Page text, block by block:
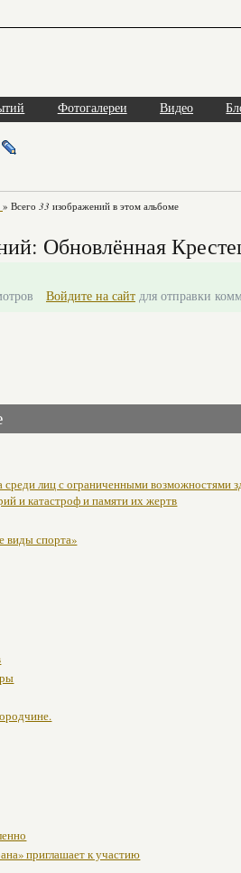
Фотогалереи Видео
» Всего 33 изображений в этом альбоме
Обновлённая
Войдите на сайт для отправки
лиц с ограниченными возможностями
и катастроф и памяти их жертв
виды спорта»
приглашает к участию